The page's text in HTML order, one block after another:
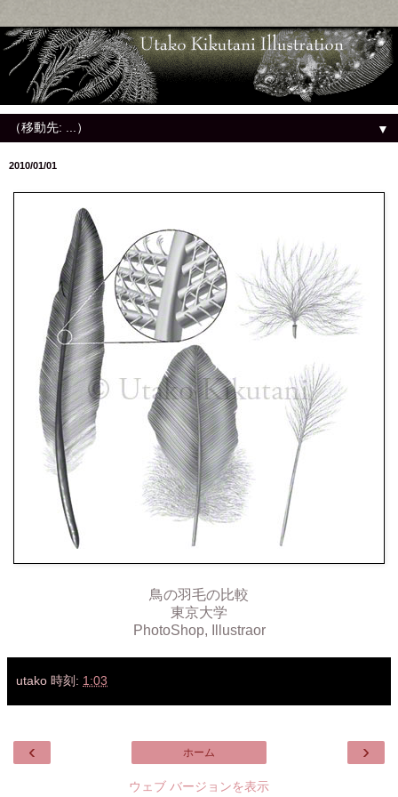
▼
2010/01/01
鳥の羽毛の比較
東京大学
PhotoShop, Illustraor
utako 時刻: 1:03
‹ ›
ホーム
ウェブ バージョンを表示